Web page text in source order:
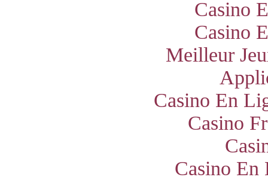
Casino
Casino
Meilleur
Casino En
Casino
Casino En